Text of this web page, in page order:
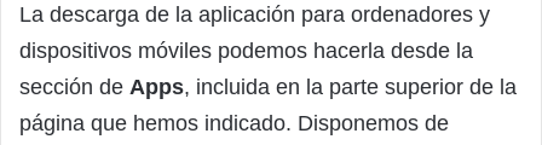
La descarga de la aplicación para ordenadores y
dispositivos móviles podemos hacerla desde la
sección de Apps, incluida en la parte superior de la
página que hemos indicado. Disponemos de